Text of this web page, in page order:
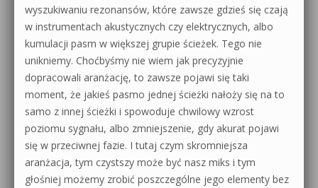
wyszukiwaniu rezonansów, które zawsze gdzieś się czają
w instrumentach akustycznych czy elektrycznych, albo
kumulacji pasm w większej grupie ścieżek. Tego nie
unikniemy. Choćbyśmy nie wiem jak precyzyjnie
dopracowali aranżację, to zawsze pojawi się taki
moment, że jakieś pasmo jednej ścieżki nałoży się na to
samo z innej ścieżki i spowoduje chwilowy wzrost
poziomu sygnału, albo zmniejszenie, gdy akurat pojawi
się w przeciwnej fazie. I tutaj czym skromniejsza
aranżacja, tym czystszy może być nasz miks i tym
głośniej możemy zrobić poszczególne jego elementy bez